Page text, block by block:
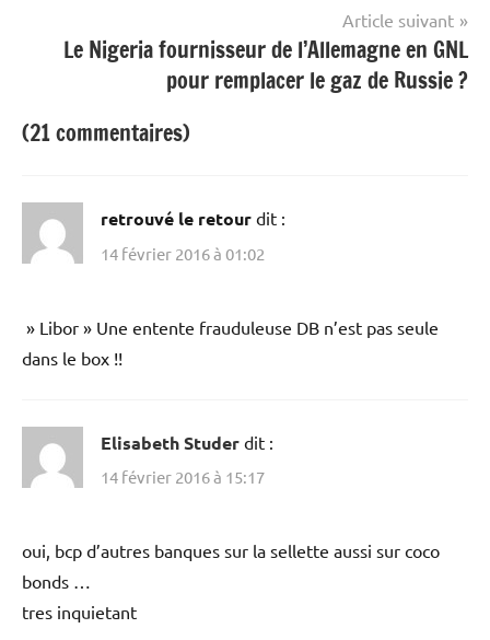
Article suivant
Le Nigeria fournisseur de l’Allemagne en GNL
pour remplacer le gaz de Russie ?
(21 commentaires)
retrouvé le retour dit :
14 février 2016 à 01:02
» Libor » Une entente frauduleuse DB n’est pas seule
dans le box !!
Elisabeth Studer dit :
14 février 2016 à 15:17
oui, bcp d’autres banques sur la sellette aussi sur coco
bonds …
tres inquietant